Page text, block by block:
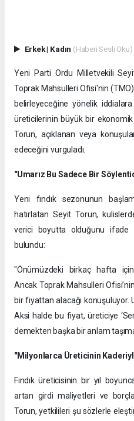
Erkek| Kadın (Haberi Sesli Oku)
Yeni Parti Ordu Milletvekili
Toprak Mahsulleri Ofisi'nin (TMO)
belirleyeceğine yönelik
üreticilerinin büyük bir
Torun, açıklanan veya
edeceğini vurguladı.
"Umarız Bu Sadece Bir
​Yeni fındık sezonunun
hatırlatan Seyit Torun,
verici boyutta olduğunu ifade
bulundu:
​"Önümüzdeki birkaç hafta
Ancak Toprak Mahsulleri
bir fiyattan alacağı konuşuluyor.
Aksi halde bu fiyat, üreticiye
demekten başka bir anlam
"Milyonlarca Üreticinin
Fındık üreticisinin bir yıl
artan girdi maliyetleri ve
Torun, yetkilileri şu sözlerle